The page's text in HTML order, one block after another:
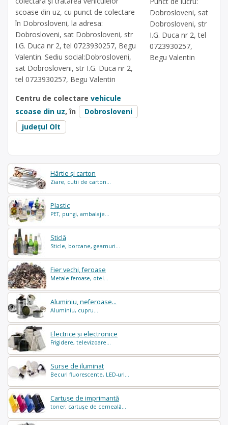
Hârtie și carton
Ziare, cutii de carton...
Plastic
PET, pungi, ambalaje...
Sticlă
Sticle, borcane, geamuri...
Fier vechi, feroase
Metale feroase, otel...
Aluminiu, neferoase...
Aluminiu, cupru...
Electrice și electronice
Frigidere, televizoare...
Surse de iluminat
Becuri fluorescente, LED-uri...
Cartușe de imprimantă
toner, cartușe de cerneală...
scoase din uz, cu punct de colectare
în Dobrosloveni, la adresa:
Dobrosloveni, sat Dobrosloveni, str
I.G. Duca nr 2, tel 0723930257, Begu
Valentin. Sediu social:Dobrosloveni,
sat Dobrosloveni, str I.G. Duca nr 2,
tel 0723930257, Begu Valentin
Centru de colectare vehicule
scoase din uz, în
Dobrosloveni
județul Olt
Dobrosloveni, sat
Dobrosloveni, str
I.G. Duca nr 2, tel
0723930257,
Begu Valentin